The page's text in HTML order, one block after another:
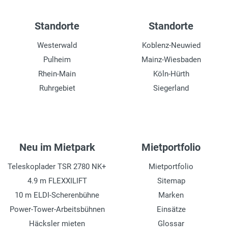
Standorte
Westerwald
Pulheim
Rhein-Main
Ruhrgebiet
Standorte
Koblenz-Neuwied
Mainz-Wiesbaden
Köln-Hürth
Siegerland
Neu im Mietpark
Teleskoplader TSR 2780 NK+
4.9 m FLEXXILIFT
10 m ELDI-Scherenbühne
Power-Tower-Arbeitsbühnen
Häcksler mieten
Mietportfolio
Mietportfolio
Sitemap
Marken
Einsätze
Glossar